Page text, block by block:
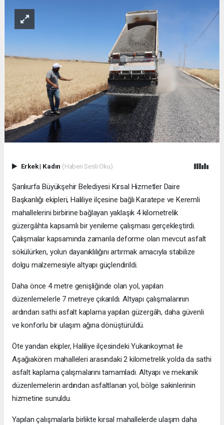
Erkek| Kadın (Haberi Sesli Oku)
Şanlıurfa Büyükşehir Belediyesi Kırsal Hizmetler Daire
Başkanlığı ekipleri, Haliliye ilçesine bağlı Karatepe ve Keremli
mahallelerini birbirine bağlayan yaklaşık 4 kilometrelik
güzergâhta kapsamlı bir yenileme çalışması gerçekleştirdi.
Çalışmalar kapsamında zamanla deforme olan mevcut asfalt
sökülürken, yolun dayanıklılığını artırmak amacıyla stabilize
dolgu malzemesiyle altyapı güçlendirildi.
Daha önce 4 metre genişliğinde olan yol, yapılan
düzenlemelerle 7 metreye çıkarıldı. Altyapı çalışmalarının
ardından sathi asfalt kaplama yapılan güzergâh, daha güvenli
ve konforlu bir ulaşım ağına dönüştürüldü.
Öte yandan ekipler, Haliliye ilçesindeki Yukarıkoymat ile
Aşağıakören mahalleleri arasındaki 2 kilometrelik yolda da sathi
asfalt kaplama çalışmalarını tamamladı. Altyapı ve mekanik
düzenlemelerin ardından asfaltlanan yol, bölge sakinlerinin
hizmetine sunuldu.
Yapılan çalışmalarla birlikte kırsal mahallelerde ulaşım daha